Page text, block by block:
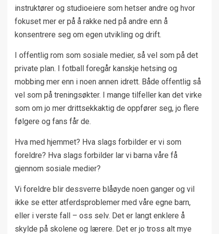
instruktører og studioeiere som hetser andre og hvor
fokuset mer er på å rakke ned på andre enn å
konsentrere seg om egen utvikling og drift.
I offentlig rom som sosiale medier, så vel som på det
private plan. I fotball foregår kanskje hetsing og
mobbing mer enn i noen annen idrett. Både offentlig så
vel som på treningsøkter. I mange tilfeller kan det virke
som om jo mer drittsekkaktig de oppfører seg, jo flere
følgere og fans får de.
Hva med hjemmet? Hva slags forbilder er vi som
foreldre? Hva slags forbilder lar vi barna våre få
gjennom sosiale medier?
Vi foreldre blir dessverre blåøyde noen ganger og vil
ikke se etter atferdsproblemer med våre egne barn,
eller i verste fall – oss selv. Det er langt enklere å
skylde på skolene og lærere. Det er jo tross alt mye